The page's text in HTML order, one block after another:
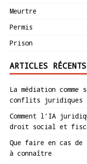
Meurtre
Permis
Prison
ARTICLES RÉCENTS
La médiation
conflits juridiques
Comment l’IA
droit social et
Que faire en cas
à connaître